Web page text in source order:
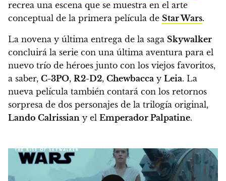
recrea una escena que se muestra en el arte
conceptual de la primera película de Star Wars.
La novena y última entrega de la saga Skywalker
concluirá la serie con una última aventura para el
nuevo trío de héroes junto con los viejos favoritos,
a saber, C-3PO, R2-D2, Chewbacca y Leia. La
nueva película también contará con los retornos
sorpresa de dos personajes de la trilogía original,
Lando Calrissian y el Emperador Palpatine.